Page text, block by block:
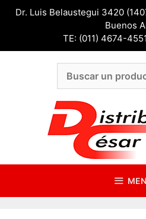
SaltarDr. Luis Belaustegui 3420
Buenos
TE: (011) 4674-